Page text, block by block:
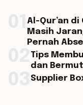
Al-Qur’an di
Masih
Pernah
Tips
dan
Supplier